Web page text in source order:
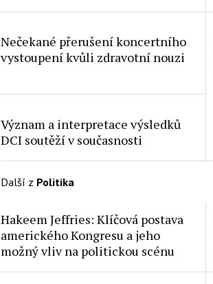
Nečekané přerušení koncertního
vystoupení kvůli zdravotní nouzi
Význam a interpretace výsledků
DCI soutěží v současnosti
Další z Politika
Hakeem Jeffries: Klíčová postava
amerického Kongresu a jeho
možný vliv na politickou scénu